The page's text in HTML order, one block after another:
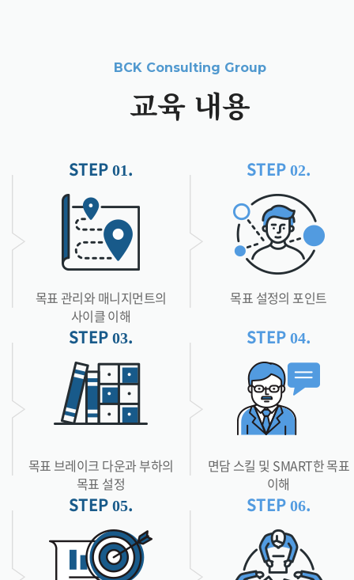
교육 내용
STEP .
목표 관리와 매니지먼트의
사이클 이해
STEP .
목표 설정의 포인트
STEP .
목표 브레이크 다운과 부하의
목표 설정
STEP .
면담 스킬 및 SMART한 목표
이해
STEP . STEP .